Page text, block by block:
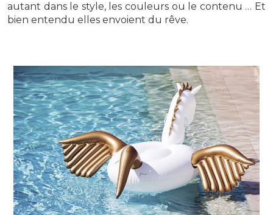
autant dans le style, les couleurs ou le contenu … Et
bien entendu elles envoient du rêve.